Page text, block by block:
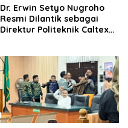
‎Dr. Erwin Setyo Nugroho
Resmi Dilantik sebagai
Direktur Politeknik Caltex